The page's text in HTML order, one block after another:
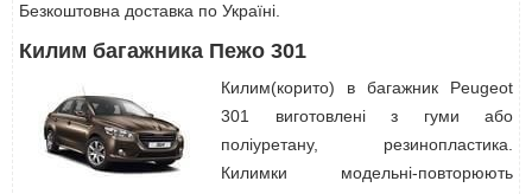
Безкоштовна доставка по Україні.
Килим багажника Пежо 301
Килим(корито) в багажник Peugeot
301 виготовлені з гуми або
поліуретану, резинопластика.
Килимки модельні-повторюють